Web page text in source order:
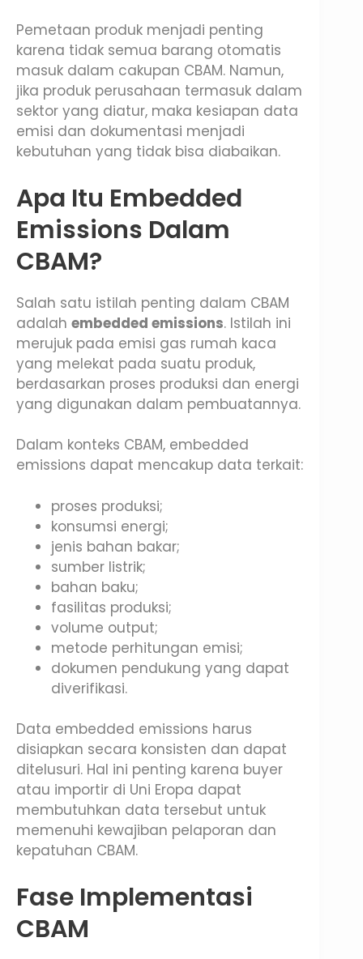
Pemetaan produk menjadi penting
karena tidak semua barang otomatis
masuk dalam cakupan CBAM. Namun,
jika produk perusahaan termasuk dalam
sektor yang diatur, maka kesiapan data
emisi dan dokumentasi menjadi
kebutuhan yang tidak bisa diabaikan.
Apa Itu Embedded
Emissions Dalam
CBAM?
Salah satu istilah penting dalam CBAM
adalah embedded emissions. Istilah ini
merujuk pada emisi gas rumah kaca
yang melekat pada suatu produk,
berdasarkan proses produksi dan energi
yang digunakan dalam pembuatannya.
Dalam konteks CBAM, embedded
emissions dapat mencakup data terkait:
proses produksi;
konsumsi energi;
jenis bahan bakar;
sumber listrik;
bahan baku;
fasilitas produksi;
volume output;
metode perhitungan emisi;
dokumen pendukung yang dapat
diverifikasi.
Data embedded emissions harus
disiapkan secara konsisten dan dapat
ditelusuri. Hal ini penting karena buyer
atau importir di Uni Eropa dapat
membutuhkan data tersebut untuk
memenuhi kewajiban pelaporan dan
kepatuhan CBAM.
Fase Implementasi
CBAM